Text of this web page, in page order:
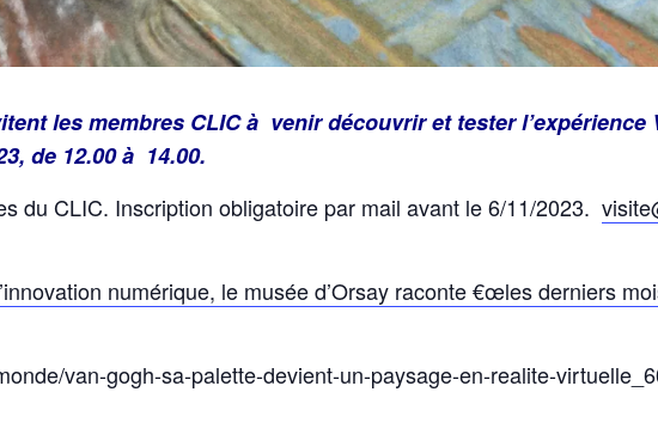
les membres CLIC à venir découvrir et tester l’expérience
de 12.00 à 14.00.
du CLIC. Inscription obligatoire par mail avant le 6/11/2023.
numérique, le musée d’Orsay raconte €œles derniers
van-gogh-sa-palette-devient-un-paysage-en-realite-